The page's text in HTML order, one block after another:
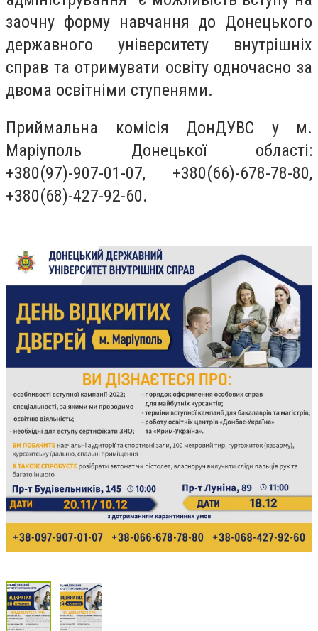
заочну форму навчання до Донецького
державного університету внутрішніх
справ та отримувати освіту одночасно за
двома освітніми ступенями.
Приймальна комісія ДонДУВС у м.
Маріуполь Донецької області:
+380(97)-907-01-07, +380(66)-678-78-80,
+380(68)-427-92-60.